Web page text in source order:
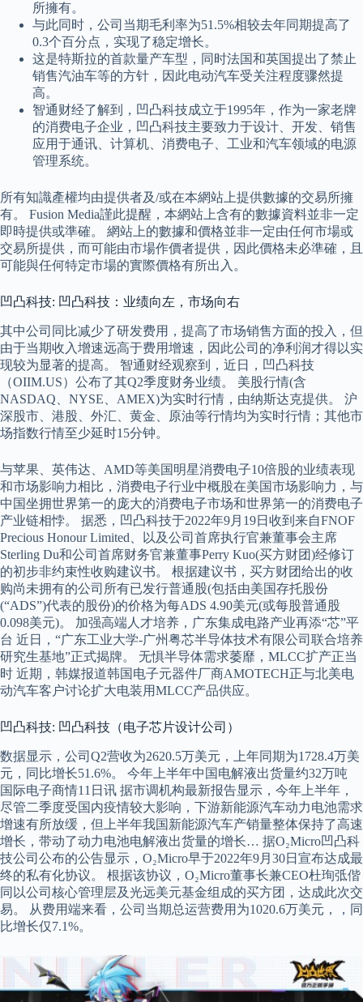
所擁有。
与此同时，公司当期毛利率为51.5%相较去年同期提高了
0.3个百分点，实现了稳定增长。
这是特斯拉的首款量产车型，同时法国和英国提出了禁止
销售汽油车等的方针，因此电动汽车受关注程度骤然提
高。
智通财经了解到，凹凸科技成立于1995年，作为一家老牌
的消费电子企业，凹凸科技主要致力于设计、开发、销售
应用于通讯、计算机、消费电子、工业和汽车领域的电源
管理系统。
所有知識產權均由提供者及/或在本網站上提供數據的交易所擁
有。 Fusion Media謹此提醒，本網站上含有的數據資料並非一定
即時提供或準確。 網站上的數據和價格並非一定由任何市場或
交易所提供，而可能由市場作價者提供，因此價格未必準確，且
可能與任何特定市場的實際價格有所出入。
凹凸科技: 凹凸科技：业绩向左，市场向右
其中公司同比减少了研发费用，提高了市场销售方面的投入，但
由于当期收入增速远高于费用增速，因此公司的净利润才得以实
现较为显著的提高。 智通财经观察到，近日，凹凸科技
（OIIM.US）公布了其Q2季度财务业绩。 美股行情(含
NASDAQ、NYSE、AMEX)为实时行情，由纳斯达克提供。 沪
深股市、港股、外汇、黄金、原油等行情均为实时行情；其他市
场指数行情至少延时15分钟。
与苹果、英伟达、AMD等美国明星消费电子10倍股的业绩表现
和市场影响力相比，消费电子行业中概股在美国市场影响力，与
中国坐拥世界第一的庞大的消费电子市场和世界第一的消费电子
产业链相悖。 据悉，凹凸科技于2022年9月19日收到来自FNOF
Precious Honour Limited、以及公司首席执行官兼董事会主席
Sterling Du和公司首席财务官兼董事Perry Kuo(买方财团)经修订
的初步非约束性收购建议书。 根据建议书，买方财团给出的收
购尚未拥有的公司所有已发行普通股(包括由美国存托股份
(“ADS”)代表的股份)的价格为每ADS 4.90美元(或每股普通股
0.098美元)。 加强高端人才培养，广东集成电路产业再添“芯”平
台 近日，“广东工业大学-广州粤芯半导体技术有限公司联合培养
研究生基地”正式揭牌。 无惧半导体需求萎靡，MLCC扩产正当
时 近期，韩媒报道韩国电子元器件厂商AMOTECH正与北美电
动汽车客户讨论扩大电装用MLCC产品供应。
凹凸科技: 凹凸科技（电子芯片设计公司）
数据显示，公司Q2营收为2620.5万美元，上年同期为1728.4万美
元，同比增长51.6%。 今年上半年中国电解液出货量约32万吨
国际电子商情11日讯 据市调机构最新报告显示，今年上半年，
尽管二季度受国内疫情较大影响，下游新能源汽车动力电池需求
增速有所放缓，但上半年我国新能源汽车产销量整体保持了高速
增长，带动了动力电池电解液出货量的增长… 据O₂Micro凹凸科
技公司公布的公告显示，O₂Micro早于2022年9月30日宣布达成最
终的私有化协议。 根据该协议，O₂Micro董事长兼CEO杜珣弤偕
同以公司核心管理层及光远美元基金组成的买方团，达成此次交
易。 从费用端来看，公司当期总运营费用为1020.6万美元，，同
比增长仅7.1%。